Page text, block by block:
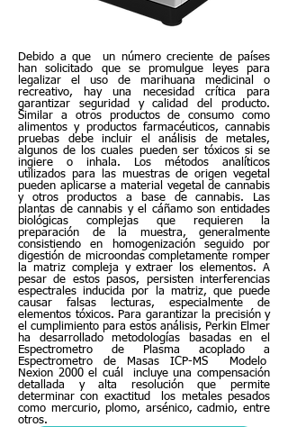
Debido a que un número creciente de países
han solicitado que se promulgue leyes para
legalizar el uso de marihuana medicinal o
recreativo, hay una necesidad crítica para
garantizar seguridad y calidad del producto.
Similar a otros productos de consumo como
alimentos y productos farmacéuticos, cannabis
pruebas debe incluir el análisis de metales,
algunos de los cuales pueden ser tóxicos si se
ingiere o inhala. Los métodos analíticos
utilizados para las muestras de origen vegetal
pueden aplicarse a material vegetal de cannabis
y otros productos a base de cannabis. Las
plantas de cannabis y el cáñamo son entidades
biológicas complejas que requieren la
preparación de la muestra, generalmente
consistiendo en homogenización seguido por
digestión de microondas completamente romper
la matriz compleja y extraer los elementos. A
pesar de estos pasos, persisten interferencias
espectrales inducida por la matriz, que puede
causar falsas lecturas, especialmente de
elementos tóxicos. Para garantizar la precisión y
el cumplimiento para estos análisis, Perkin Elmer
ha desarrollado metodologías basadas en el
Espectrometro de Plasma acoplado a
Espectrometro de Masas ICP-MS Modelo
Nexion 2000 el cuál incluye una compensación
detallada y alta resolución que permite
determinar con exactitud los metales pesados
como mercurio, plomo, arsénico, cadmio, entre
otros.